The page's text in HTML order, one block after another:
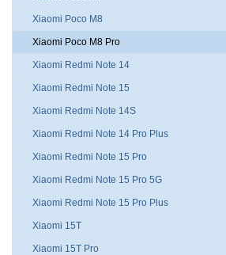
Xiaomi Poco M8
Xiaomi Poco M8 Pro
Xiaomi Redmi Note 14
Xiaomi Redmi Note 15
Xiaomi Redmi Note 14S
Xiaomi Redmi Note 14 Pro Plus
Xiaomi Redmi Note 15 Pro
Xiaomi Redmi Note 15 Pro 5G
Xiaomi Redmi Note 15 Pro Plus
Xiaomi 15T
Xiaomi 15T Pro